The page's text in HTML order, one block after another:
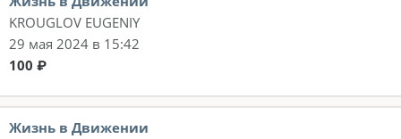
KROUGLOV EUGENIY
29 мая 2024 в 15:42
100 ₽
Жизнь в Движении